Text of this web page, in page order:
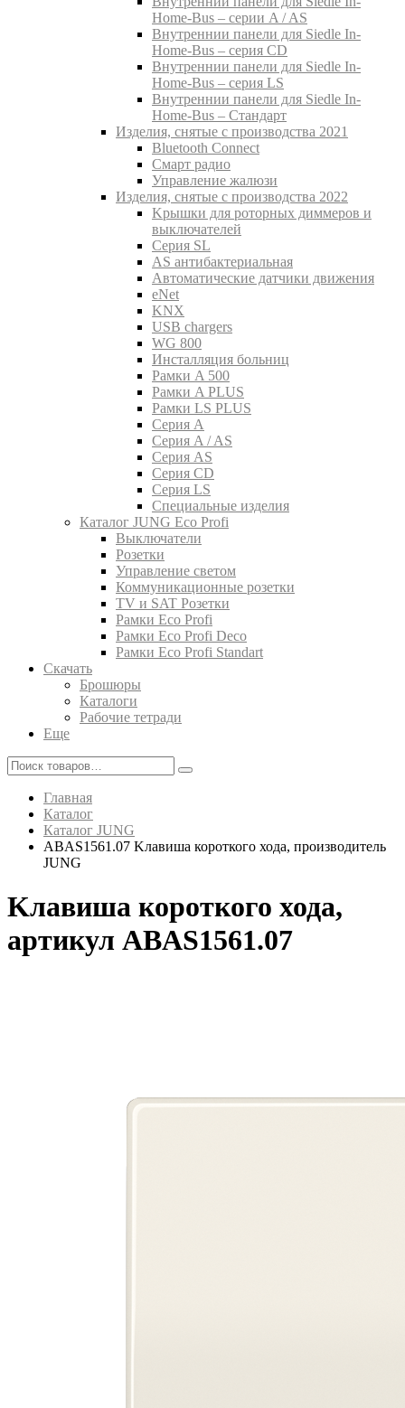
Home-Bus – серии A / AS
Внутреннии панели для Siedle In-
Home-Bus – серия CD
Внутреннии панели для Siedle In-
Home-Bus – серия LS
Внутреннии панели для Siedle In-
Home-Bus – Стандарт
Изделия, снятые с производства 2021
Bluetooth Connect
Смарт радио
Управление жалюзи
Изделия, снятые с производства 2022
Kрышки для роторных диммеров и
выключателей
Серия SL
AS антибактериальная
Aвтоматические датчики движения
eNet
KNX
USB chargers
WG 800
Инсталляция больниц
Рамки A 500
Рамки A PLUS
Рамки LS PLUS
Серия A
Серия A / AS
Серия AS
Серия CD
Серия LS
Специальные изделия
Каталог JUNG Eco Profi
Выключатели
Розетки
Управление светом
Коммуникационные розетки
TV и SAT Розетки
Рамки Eco Profi
Рамки Eco Profi Deco
Рамки Eco Profi Standart
Скачать
Брошюры
Каталоги
Рабочие тетради
Еще
Главная
Каталог
Каталог JUNG
ABAS1561.07 Kлавиша короткого хода, производитель
JUNG
Kлавиша короткого хода,
артикул ABAS1561.07